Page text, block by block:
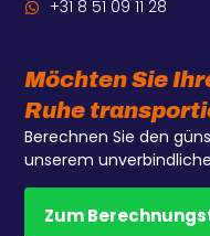
+31 8 51 09 11 28
Möchten Sie
Ruhe
Berechnen Sie den
unserem
Zum